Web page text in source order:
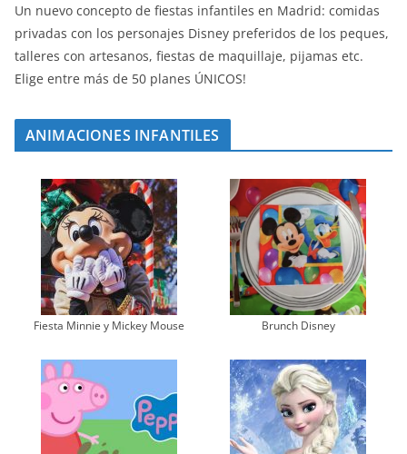
Un nuevo concepto de fiestas infantiles en Madrid: comidas
privadas con los personajes Disney preferidos de los peques,
talleres con artesanos, fiestas de maquillaje, pijamas etc.
Elige entre más de 50 planes ÚNICOS!
ANIMACIONES INFANTILES
Fiesta Minnie y Mickey Mouse Brunch Disney